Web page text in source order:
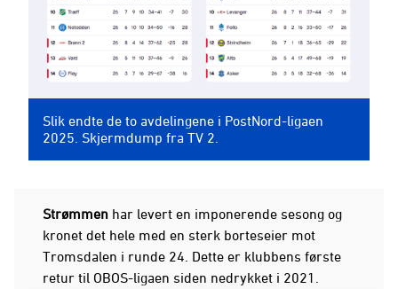
Slik endte de to avdelingene i PostNord-ligaen
2025. Skjermdump fra TV 2.
Strømmen har levert en imponerende sesong og
kronet det hele med en sterk borteseier mot
Tromsdalen i runde 24. Dette er klubbens første
retur til OBOS-ligaen siden nedrykket i 2021.